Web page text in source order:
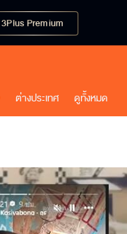
3Plus Premium
ต่างประเทศ ดูทั้งหมด